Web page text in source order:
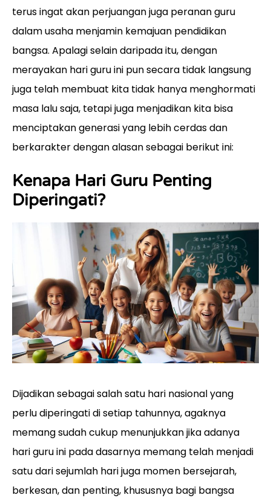
terus ingat akan perjuangan juga peranan guru
dalam usaha menjamin kemajuan pendidikan
bangsa. Apalagi selain daripada itu, dengan
merayakan hari guru ini pun secara tidak langsung
juga telah membuat kita tidak hanya menghormati
masa lalu saja, tetapi juga menjadikan kita bisa
menciptakan generasi yang lebih cerdas dan
berkarakter dengan alasan sebagai berikut ini:
Kenapa Hari Guru Penting
Diperingati?
Dijadikan sebagai salah satu hari nasional yang
perlu diperingati di setiap tahunnya, agaknya
memang sudah cukup menunjukkan jika adanya
hari guru ini pada dasarnya memang telah menjadi
satu dari sejumlah hari juga momen bersejarah,
berkesan, dan penting, khususnya bagi bangsa